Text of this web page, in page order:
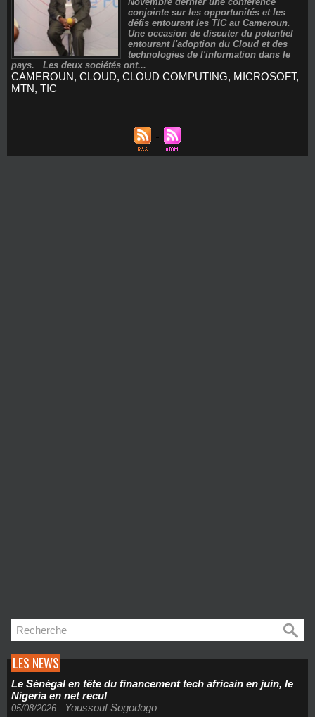
conjointe sur les opportunités et les
défis entourant les TIC au Cameroun.
Une occasion de discuter du potentiel
entourant l'adoption du Cloud et des
technologies de l'information dans le
pays. Les deux sociétés ont...
CAMEROUN, CLOUD, CLOUD COMPUTING, MICROSOFT,
MTN, TIC
LES NEWS
Le Sénégal en tête du financement tech africain en juin, le
Nigeria en net recul
05/08/2026 - Youssouf Sogodogo